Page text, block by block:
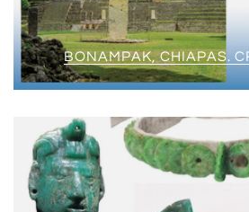
BONAMPAK, CHIAPAS.